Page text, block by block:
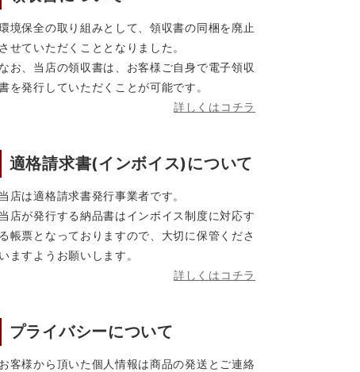
境保全の取り組みとして、領収書の同梱を廃止
させていただくこととなりました。
なお、当店の領収書は、お客様ご自身で電子領収
を発行していただくことが可能です。
詳しくはコチラ
適格請求書(インボイス)について
当店は適格請求書発行事業者です。
当店が発行する納品書はインボイス制度に対応す
る帳票となっておりますので、大切に保管くださ
いますようお願いします。
詳しくはコチラ
プライバシーについて
お客様から頂いた個人情報は商品の発送とご連絡